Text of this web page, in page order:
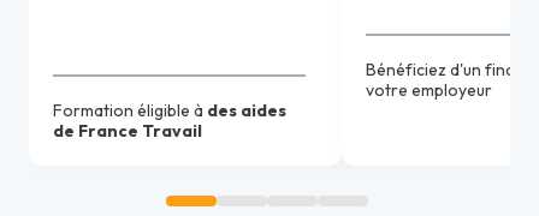
Formation éligible à des aides
de France Travail
Bénéficiez d'un
votre employeur